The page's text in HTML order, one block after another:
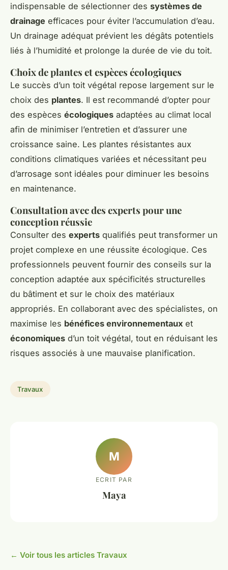
indispensable de sélectionner des systèmes de
drainage efficaces pour éviter l’accumulation d’eau.
Un drainage adéquat prévient les dégâts potentiels
liés à l’humidité et prolonge la durée de vie du toit.
Choix de plantes et espèces écologiques
Le succès d’un toit végétal repose largement sur le
choix des plantes. Il est recommandé d’opter pour
des espèces écologiques adaptées au climat local
afin de minimiser l’entretien et d’assurer une
croissance saine. Les plantes résistantes aux
conditions climatiques variées et nécessitant peu
d’arrosage sont idéales pour diminuer les besoins
en maintenance.
Consultation avec des experts pour une
conception réussie
Consulter des experts qualifiés peut transformer un
projet complexe en une réussite écologique. Ces
professionnels peuvent fournir des conseils sur la
conception adaptée aux spécificités structurelles
du bâtiment et sur le choix des matériaux
appropriés. En collaborant avec des spécialistes, on
maximise les bénéfices environnementaux et
économiques d’un toit végétal, tout en réduisant les
risques associés à une mauvaise planification.
Travaux
M
ECRIT PAR
Maya
← Voir tous les articles Travaux